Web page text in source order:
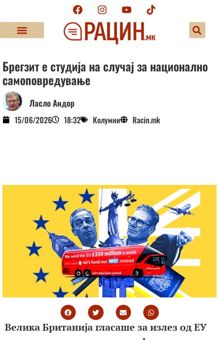
Брегзит е студија на случај за национално
самоповредување
Ласло Андор
15/06/2026 18:32 Колумни Racin.mk
Велика Британија гласаше за излез од ЕУ